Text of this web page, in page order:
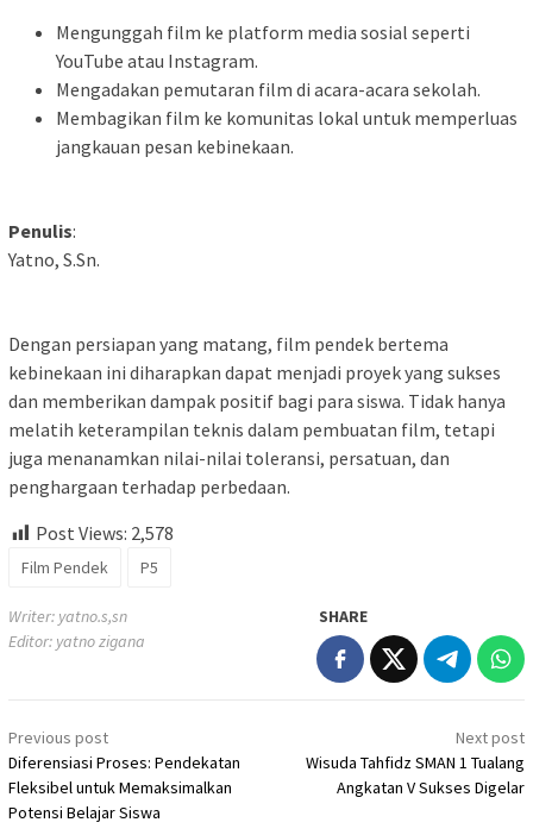
Mengunggah film ke platform media sosial seperti
YouTube atau Instagram.
Mengadakan pemutaran film di acara-acara sekolah.
Membagikan film ke komunitas lokal untuk memperluas
jangkauan pesan kebinekaan.
Penulis:
Yatno, S.Sn.
Dengan persiapan yang matang, film pendek bertema
kebinekaan ini diharapkan dapat menjadi proyek yang sukses
dan memberikan dampak positif bagi para siswa. Tidak hanya
melatih keterampilan teknis dalam pembuatan film, tetapi
juga menanamkan nilai-nilai toleransi, persatuan, dan
penghargaan terhadap perbedaan.
Post Views: 2,578
Film Pendek P5
Writer: yatno.s,sn
Editor: yatno zigana
SHARE
Post
navigation
Previous post
Diferensiasi Proses: Pendekatan
Fleksibel untuk Memaksimalkan
Potensi Belajar Siswa
Next post
Wisuda Tahfidz SMAN 1 Tualang
Angkatan V Sukses Digelar